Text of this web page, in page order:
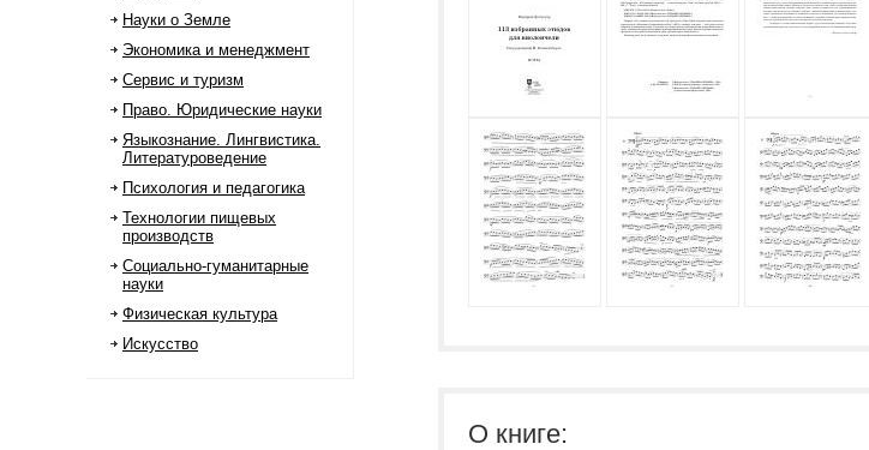
Науки о Земле
Экономика и менеджмент
Сервис и туризм
Право. Юридические науки
Языкознание. Лингвистика.
Литературоведение
Психология и педагогика
Технологии пищевых
производств
Социально-гуманитарные
науки
Физическая культура
Искусство
О книге: